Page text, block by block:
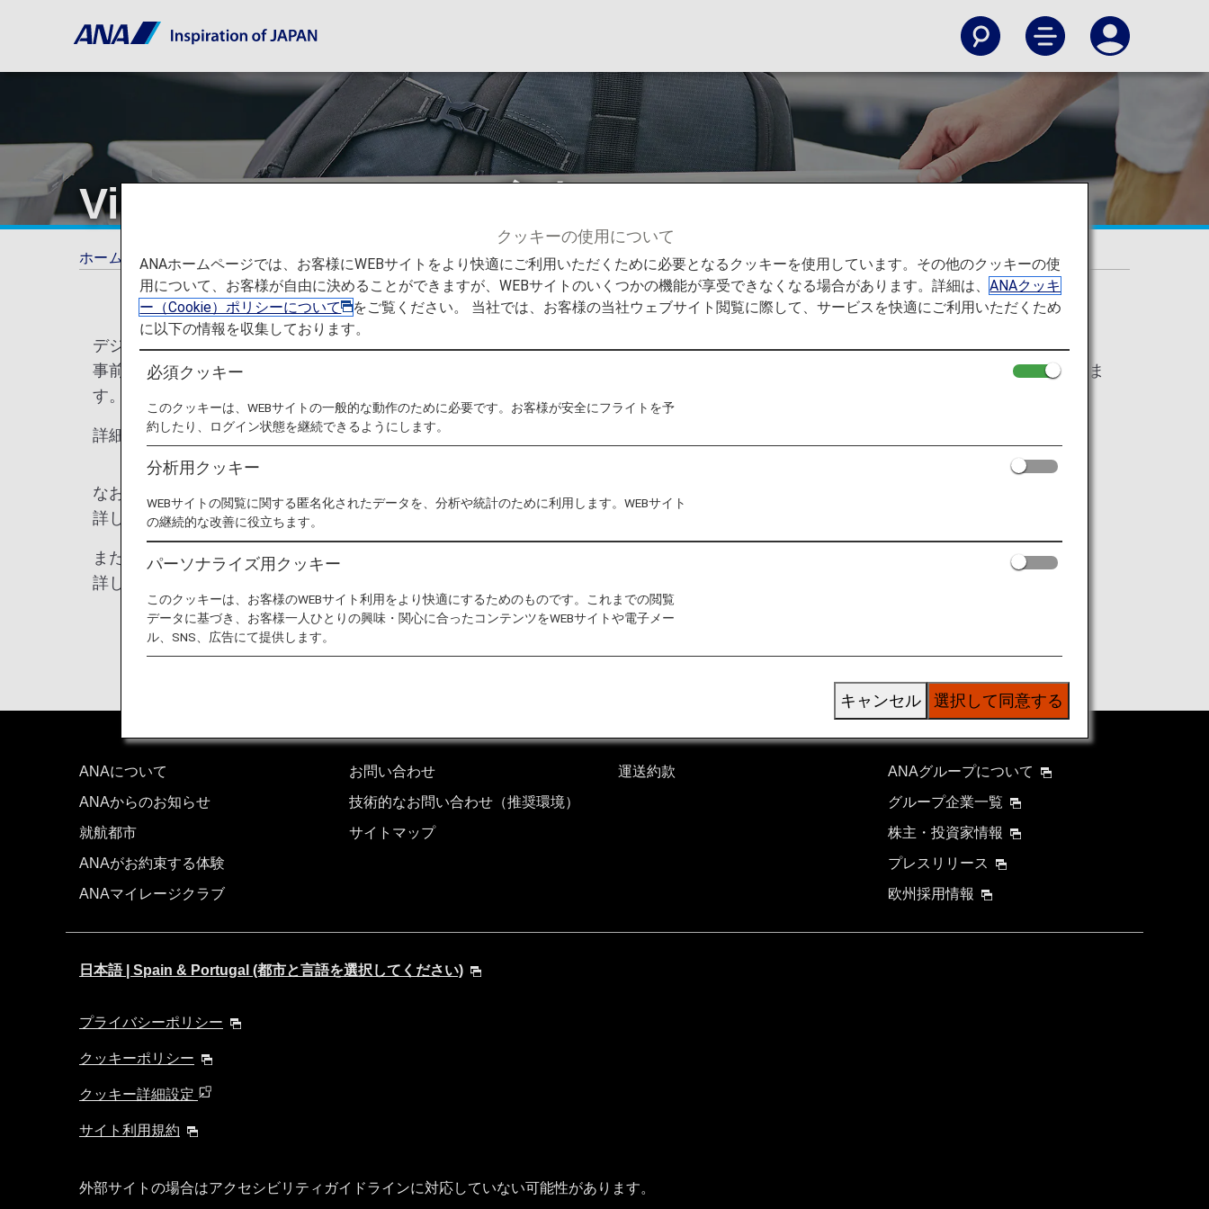
Visit Japan Webのご案内
ホーム ご旅行の準備 各国の特別なお知らせ Visit Japan Webのご案内
デジタル庁は、日本への入国・帰国手続き（入国審査・税関申告）を効率化するVisit Japan Webの利用を推奨しています。
事前に必要な情報を登録しQRコードを取得することで、入国・帰国時の審査カウンターや税関の電子申告端末をスムーズに通過いただけま
す。快適な旅の準備に、ぜひご活用ください。
詳細は、デジタル庁のホームページ よりご確認下さい。
なお、従来の紙タイプの申告書も引き続きご利用いただけます。
詳しくは税関のホームページ（入国（帰国）時における「携帯品・別送品申告書」の提出について）
また、空港における税関への関税、消費税等の納付については、キャッシュレス納付が可能です。あわせてご利用ください。
詳しくは
ANAについて
ANAからのお知らせ
就航都市
ANAがお約束する体験
ANAマイレージクラブ
お問い合わせ
技術的なお問い合わせ（推奨環境）
サイトマップ
運送約款
ANAグループについて
グループ企業一覧
株主・投資家情報
プレスリリース
欧州採用情報
日本語 | Spain & Portugal (都市と言語を選択してください)
プライバシーポリシー
クッキーポリシー
クッキー詳細設定
サイト利用規約
外部サイトの場合はアクセシビリティガイドラインに対応していない可能性があります。
クッキーの使用について
ANAホームページでは、お客様にWEBサイトをより快適にご利用いただくために必要となるクッキーを使用しています。その他のクッキーの使
用について、お客様が自由に決めることができますが、WEBサイトのいくつかの機能が享受できなくなる場合があります。詳細は、ANAクッキ
ー（Cookie）ポリシーについて
をご覧ください。 当社では、お客様の当社ウェブサイト閲覧に際して、サービスを快適にご利用いただくため
に以下の情報を収集しております。
必須クッキー
このクッキーは、WEBサイトの一般的な動作のために必要です。お客様が安全にフライトを予
約したり、ログイン状態を継続できるようにします。
分析用クッキー
WEBサイトの閲覧に関する匿名化されたデータを、分析や統計のために利用します。WEBサイト
の継続的な改善に役立ちます。
パーソナライズ用クッキー
このクッキーは、お客様のWEBサイト利用をより快適にするためのものです。これまでの閲覧
データに基づき、お客様一人ひとりの興味・関心に合ったコンテンツをWEBサイトや電子メー
ル、SNS、広告にて提供します。
選択して同意する
キャンセル